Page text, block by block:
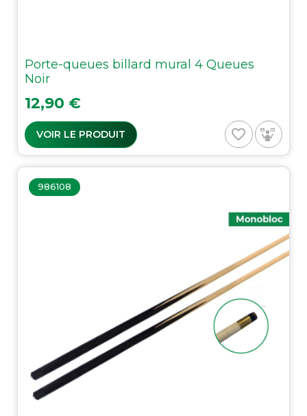
Porte-queues billard mural 4 Queues
Noir
Prix
12,90 €
VOIR LE PRODUIT favorite_border
986108